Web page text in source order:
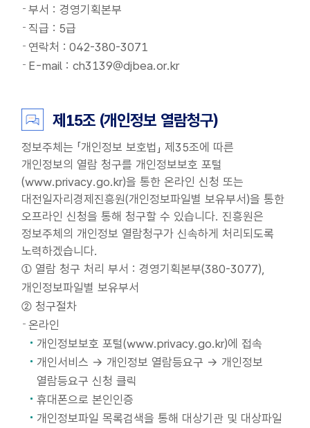
부서 : 경영기획본부
직급 : 5급
연락처 : 042-380-3071
E-mail : ch3139@djbea.or.kr
제15조 (개인정보 열람청구)
정보주체는 「개인정보 보호법」 제35조에 따른
개인정보의 열람 청구를 개인정보보호 포털
(www.privacy.go.kr)을 통한 온라인 신청 또는
대전일자리경제진흥원(개인정보파일별 보유부서)을 통한
오프라인 신청을 통해 청구할 수 있습니다. 진흥원은
정보주체의 개인정보 열람청구가 신속하게 처리되도록
노력하겠습니다.
① 열람 청구 처리 부서 : 경영기획본부(380-3077),
개인정보파일별 보유부서
② 청구절차
온라인
개인정보보호 포털(www.privacy.go.kr)에 접속
개인서비스 → 개인정보 열람등요구 → 개인정보
열람등요구 신청 클릭
휴대폰으로 본인인증
개인정보파일 목록검색을 통해 대상기관 및 대상파일